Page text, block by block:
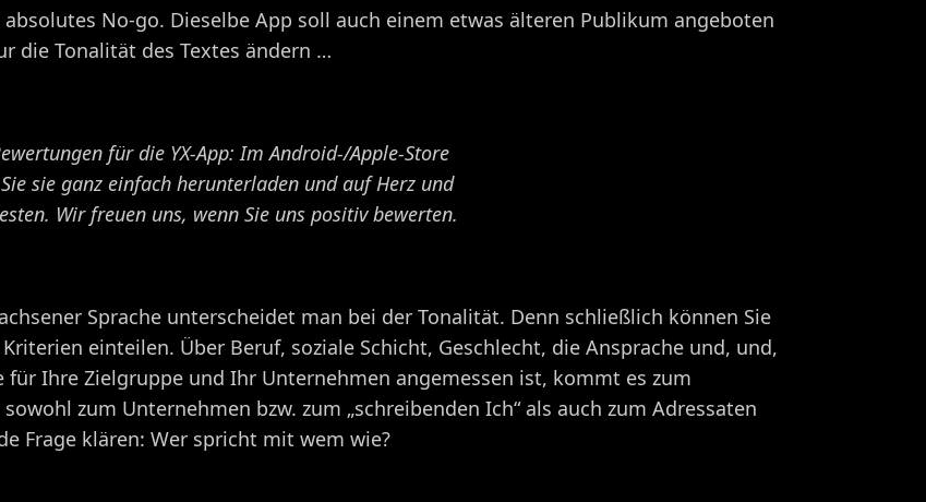
absolutes No-go. Dieselbe App soll auch einem etwas älteren Publikum angeboten
die Tonalität des Textes ändern …
für die YX-App: Im Android-/Apple-Store
sie ganz einfach herunterladen und auf Herz und
Wir freuen uns, wenn Sie uns positiv bewerten.
Sprache unterscheidet man bei der Tonalität. Denn schließlich können Sie
einteilen. Über Beruf, soziale Schicht, Geschlecht, die Ansprache und, und,
für Ihre Zielgruppe und Ihr Unternehmen angemessen ist, kommt es zum
zum Unternehmen bzw. zum „schreibenden Ich“ als auch zum Adressaten
Frage klären: Wer spricht mit wem wie?